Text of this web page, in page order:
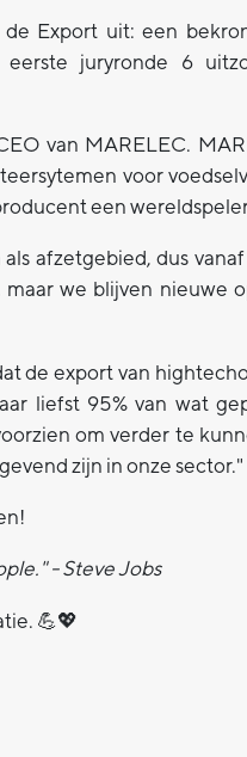
Export uit: een
juryronde 6
van MARELEC.
voor
een
afzetgebied, dus
we blijven nieuwe
de export van
liefst 95% van wat
om verder te
zijn in onze sector."
- Steve Jobs
💪💖